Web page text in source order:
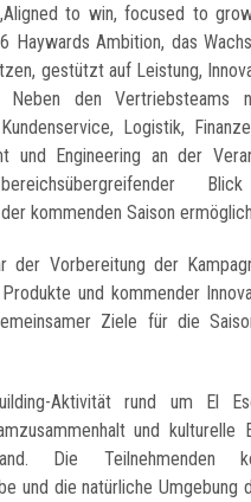
to win, focused to
Haywards Ambition, das
gestützt auf Leistung,
Neben den Vertriebsteams
Logistik,
und Engineering an der
kommenden Saison
der Vorbereitung der
und kommender
Ziele für die
Aktivität rund um El
und kulturelle
Die Teilnehmenden
und die natürliche Umgebung